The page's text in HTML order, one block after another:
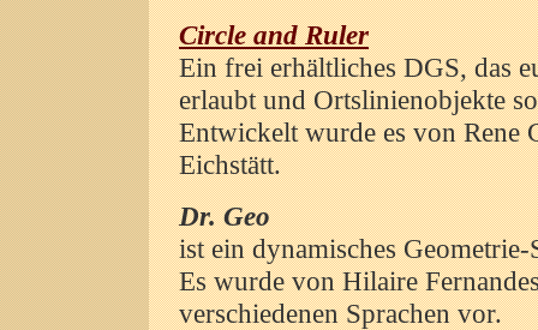
Circle and Ruler
Ein frei erhältliches DGS, das
erlaubt und Ortslinienobjekte
Entwickelt wurde es von Rene
Eichstätt.
Dr. Geo
ist ein dynamisches
Es wurde von Hilaire
verschiedenen Sprachen vor.